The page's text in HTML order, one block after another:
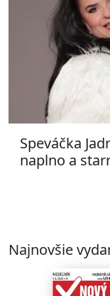
Speváčka
naplno a
Najnovšie